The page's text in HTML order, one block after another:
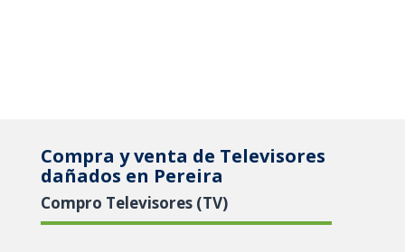
Compra y venta de Televisores
dañados en Pereira
Compro Televisores (TV)